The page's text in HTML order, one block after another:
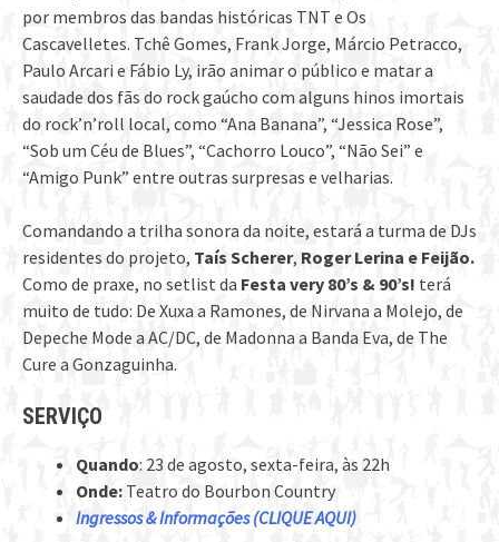
por membros das bandas históricas TNT e Os
Cascavelletes. Tchê Gomes, Frank Jorge, Márcio Petracco,
Paulo Arcari e Fábio Ly, irão animar o público e matar a
saudade dos fãs do rock gaúcho com alguns hinos imortais
do rock’n’roll local, como “Ana Banana”, “Jessica Rose”,
“Sob um Céu de Blues”, “Cachorro Louco”, “Não Sei” e
“Amigo Punk” entre outras surpresas e velharias.
Comandando a trilha sonora da noite, estará a turma de DJs
residentes do projeto, Taís Scherer, Roger Lerina e Feijão.
Como de praxe, no setlist da Festa very 80’s & 90’s! terá
muito de tudo: De Xuxa a Ramones, de Nirvana a Molejo, de
Depeche Mode a AC/DC, de Madonna a Banda Eva, de The
Cure a Gonzaguinha.
SERVIÇO
Quando: 23 de agosto, sexta-feira, às 22h
Onde: Teatro do Bourbon Country
Ingressos & Informações (CLIQUE AQUI)